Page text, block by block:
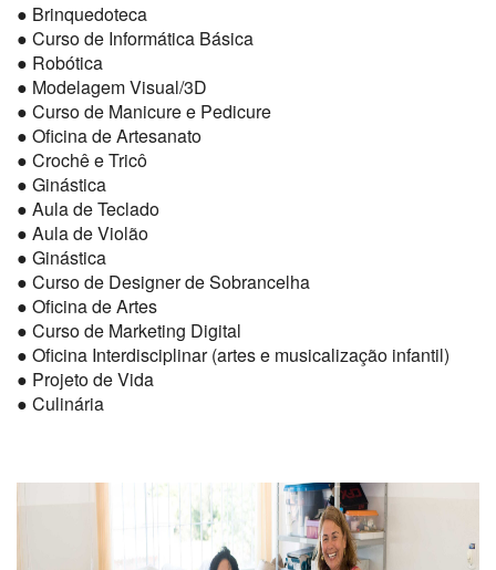
● Brinquedoteca
● Curso de Informática Básica
● Robótica
● Modelagem Visual/3D
● Curso de Manicure e Pedicure
● Oficina de Artesanato
● Crochê e Tricô
● Ginástica
● Aula de Teclado
● Aula de Violão
● Ginástica
● Curso de Designer de Sobrancelha
● Oficina de Artes
● Curso de Marketing Digital
● Oficina Interdisciplinar (artes e musicalização infantil)
● Projeto de Vida
● Culinária